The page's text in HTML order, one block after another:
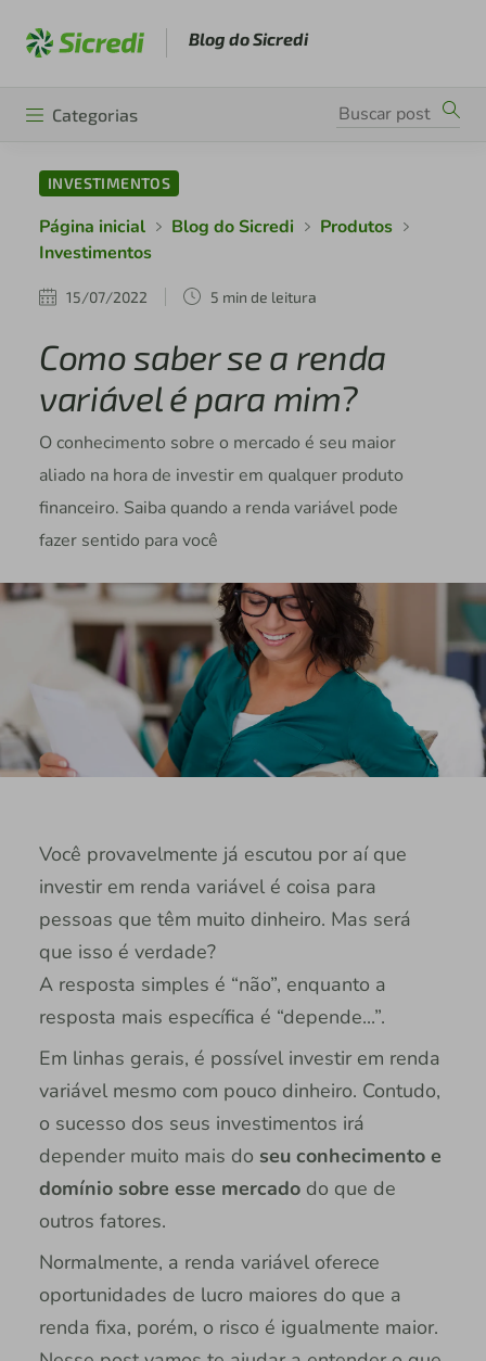
Blog do Sicredi
Categorias
INVESTIMENTOS
Página inicial Blog do Sicredi
Produtos
Investimentos
15/07/2022 5 min de leitura
Como saber se a renda
variável é para mim?
O conhecimento sobre o mercado é seu maior
aliado na hora de investir em qualquer produto
financeiro. Saiba quando a renda variável pode
fazer sentido para você
Você provavelmente já escutou por aí que
investir em renda variável é coisa para
pessoas que têm muito dinheiro. Mas será
que isso é verdade?
A resposta simples é “não”, enquanto a
resposta mais específica é “depende...”.
Em linhas gerais, é possível investir em renda
variável mesmo com pouco dinheiro. Contudo,
o sucesso dos seus investimentos irá
depender muito mais do seu conhecimento e
domínio sobre esse mercadodo que de
outros fatores.
Normalmente, a renda variável oferece
oportunidades de lucro maiores do que a
renda fixa, porém, o risco é igualmente maior.